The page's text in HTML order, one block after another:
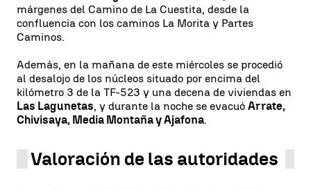
márgenes del Camino de La Cuestita, desde la
confluencia con los caminos La Morita y Partes
Caminos.
Además, en la mañana de este miércoles se procedió
al desalojo de los núcleos situado por encima del
kilómetro 3 de la TF-523 y una decena de viviendas en
Las Lagunetas, y durante la noche se evacuó Arrate,
Chivisaya, Media Montaña y Ajafona.
Valoración de las autoridades